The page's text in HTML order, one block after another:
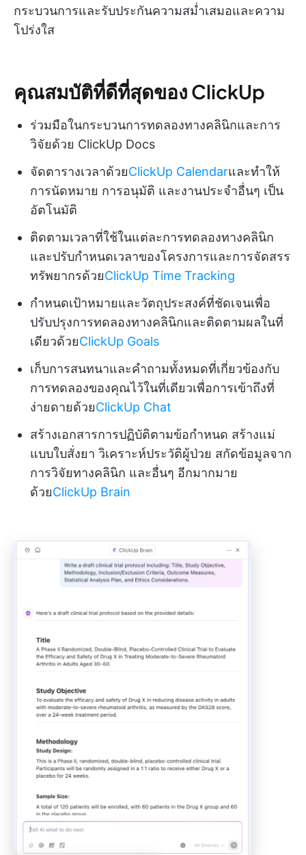
กระบวนการและรับประกันความสม่ำเสมอและความ
โปร่งใส
คุณสมบัติที่ดีที่สุดของ ClickUp
ร่วมมือในกระบวนการทดลองทางคลินิกและการ
วิจัยด้วย ClickUp Docs
จัดตารางเวลาด้วยClickUp Calendarและทำให้
การนัดหมาย การอนุมัติ และงานประจำอื่นๆ เป็น
อัตโนมัติ
ติดตามเวลาที่ใช้ในแต่ละการทดลองทางคลินิก
และปรับกำหนดเวลาของโครงการและการจัดสรร
ทรัพยากรด้วยClickUp Time Tracking
กำหนดเป้าหมายและวัตถุประสงค์ที่ชัดเจนเพื่อ
ปรับปรุงการทดลองทางคลินิกและติดตามผลในที่
เดียวด้วยClickUp Goals
เก็บการสนทนาและคำถามทั้งหมดที่เกี่ยวข้องกับ
การทดลองของคุณไว้ในที่เดียวเพื่อการเข้าถึงที่
ง่ายดายด้วยClickUp Chat
สร้างเอกสารการปฏิบัติตามข้อกำหนด สร้างแม่
แบบใบสั่งยา วิเคราะห์ประวัติผู้ป่วย สกัดข้อมูลจาก
การวิจัยทางคลินิก และอื่นๆ อีกมากมาย
ด้วยClickUp Brain